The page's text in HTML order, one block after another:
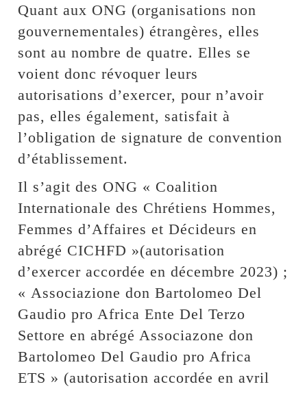
Quant aux ONG (organisations non
gouvernementales) étrangères, elles
sont au nombre de quatre. Elles se
voient donc révoquer leurs
autorisations d’exercer, pour n’avoir
pas, elles également, satisfait à
l’obligation de signature de convention
d’établissement.
Il s’agit des ONG « Coalition
Internationale des Chrétiens Hommes,
Femmes d’Affaires et Décideurs en
abrégé CICHFD »(autorisation
d’exercer accordée en décembre 2023) ;
« Associazione don Bartolomeo Del
Gaudio pro Africa Ente Del Terzo
Settore en abrégé Associazone don
Bartolomeo Del Gaudio pro Africa
ETS » (autorisation accordée en avril